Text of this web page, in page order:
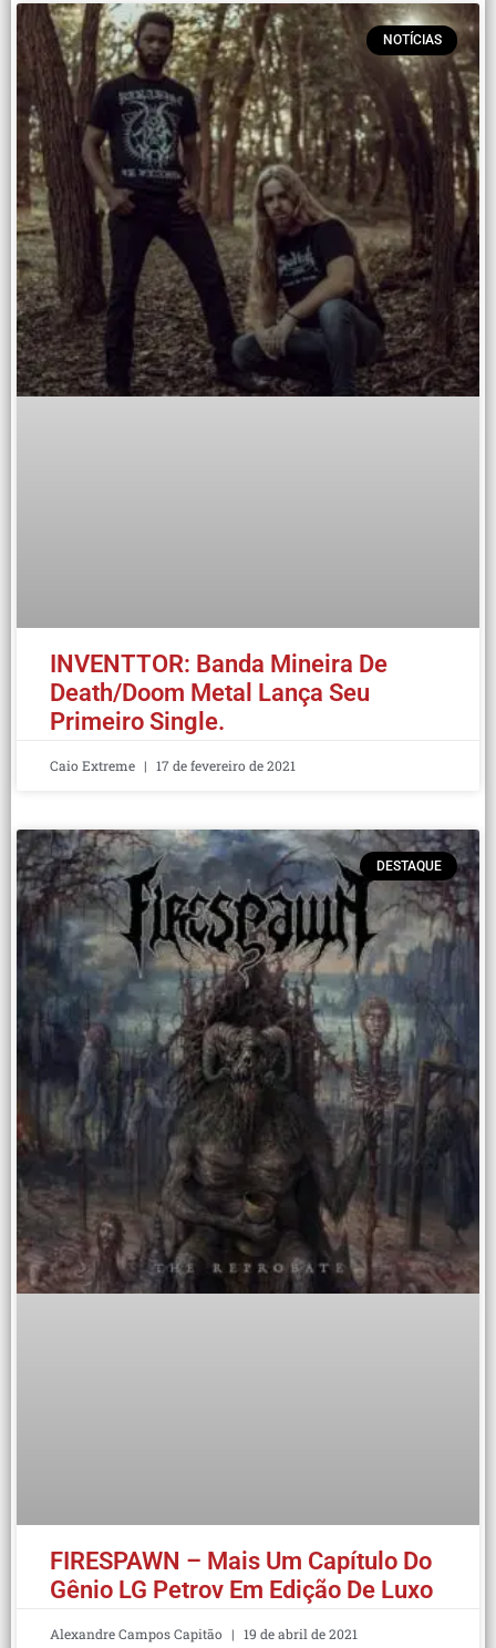
NOTÍCIAS
INVENTTOR: Banda Mineira De
Death/Doom Metal Lança Seu
Primeiro Single.
Caio Extreme 17 de fevereiro de 2021
DESTAQUE
FIRESPAWN – Mais Um Capítulo Do
Gênio LG Petrov Em Edição De Luxo
Alexandre Campos Capitão 19 de abril de 2021